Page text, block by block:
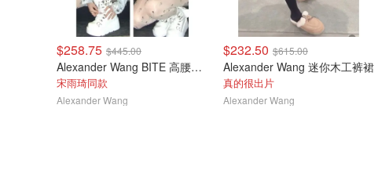
$258.75 $445.00
Alexander Wang BITE 高腰短裤 浅灰
宋雨琦同款
Alexander Wang
$232.50 $615.00
Alexander Wang 迷你木工裤裙
真的很出片
Alexander Wang